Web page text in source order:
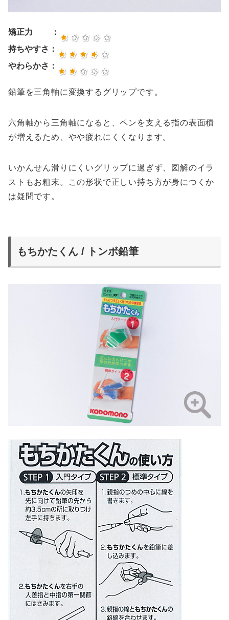
矯正力 ：
持ちやすさ：
やわらかさ：
鉛筆を三角軸に変換するグリップです。
六角軸から三角軸になると、ペンを支える指の表面積
が増えるため、やや疲れにくくなります。
いかんせん滑りにくいグリップに過ぎず、図解のイラ
ストもお粗末。この形状で正しい持ち方が身につくか
は疑問です。
もちかたくん / トンボ鉛筆